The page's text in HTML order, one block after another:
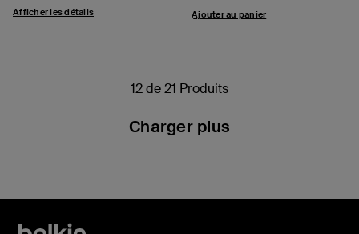
Afficher les détails Ajouter au panier
12 de 21 Produits
Charger plus